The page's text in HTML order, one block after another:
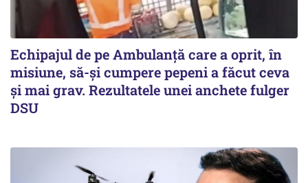
Echipajul de pe Ambulanță care a oprit, în
misiune, să-și cumpere pepeni a făcut ceva
și mai grav. Rezultatele unei anchete fulger
DSU